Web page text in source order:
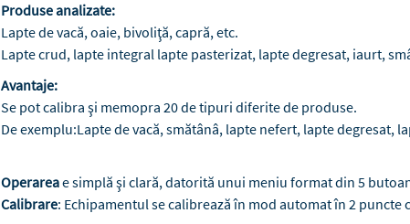
Produse analizate:
Lapte de vacă, oaie, bivoliţă, capră, etc.
Lapte crud, lapte integral lapte pasterizat, lapte degresat, iaurt,
Avantaje:
Se pot calibra şi memopra 20 de tipuri diferite de produse.
De exemplu:Lapte de vacă, smătânâ, lapte nefert, lapte degresat,
Operareae simplă şi clară, datorită unui meniu format din 5
Calibrare: Echipamentul se calibrează în mod automat în 2